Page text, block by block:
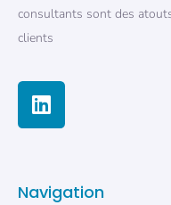
consultants sont des
clients
Navigation